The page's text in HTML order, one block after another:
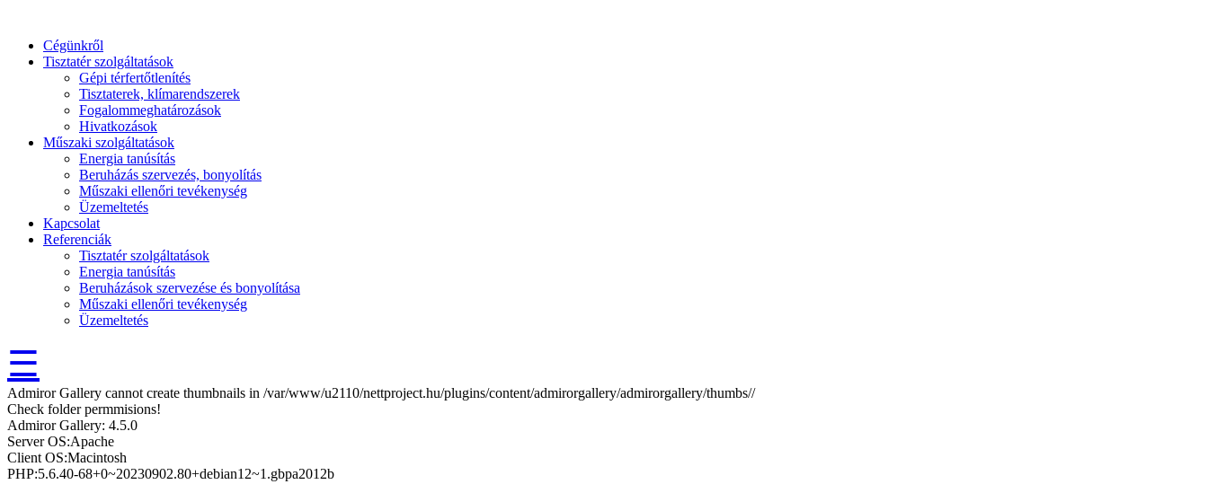
Cégünkről
Tisztatér szolgáltatások
Gépi térfertőtlenítés
Tisztaterek, klímarendszerek
Fogalommeghatározások
Hivatkozások
Műszaki szolgáltatások
Energia tanúsítás
Beruházás szervezés, bonyolítás
Műszaki ellenőri tevékenység
Üzemeltetés
Kapcsolat
Referenciák
Tisztatér szolgáltatások
Energia tanúsítás
Beruházások szervezése és bonyolítása
Műszaki ellenőri tevékenység
Üzemeltetés
☰
Admiror Gallery cannot create thumbnails in /var/www/u2110/nettproject.hu/plugins/content/admirorgallery/admirorgallery/thumbs//
Check folder permmisions!
Admiror Gallery: 4.5.0
Server OS:Apache
Client OS:Macintosh
PHP:5.6.40-68+0~20230902.80+debian12~1.gbpa2012b